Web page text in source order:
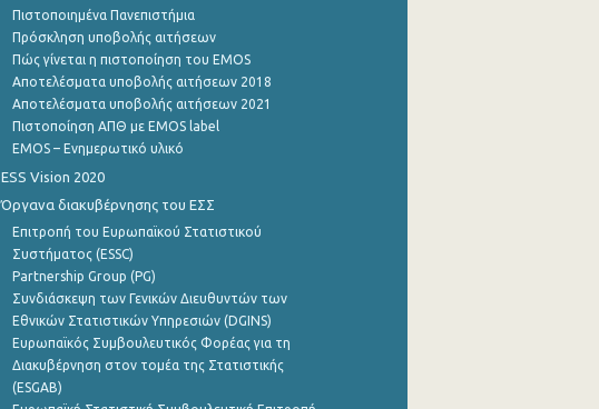
Πιστοποιημένα Πανεπιστήμια
Πρόσκληση υποβολής αιτήσεων
Πώς γίνεται η πιστοποίηση του EMOS
Αποτελέσματα υποβολής αιτήσεων 2018
Αποτελέσματα υποβολής αιτήσεων 2021
Πιστοποίηση ΑΠΘ με EMOS label
EMOS – Ενημερωτικό υλικό
ESS Vision 2020
Όργανα διακυβέρνησης του ΕΣΣ
Επιτροπή του Ευρωπαϊκού Στατιστικού
Συστήματος (ESSC)
Partnership Group (PG)
Συνδιάσκεψη των Γενικών Διευθυντών των
Εθνικών Στατιστικών Υπηρεσιών (DGINS)
Ευρωπαϊκός Συμβουλευτικός Φορέας για τη
Διακυβέρνηση στον τομέα της Στατιστικής
(ESGAB)